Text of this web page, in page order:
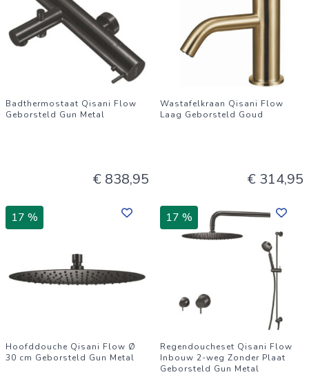
Badthermostaat Qisani Flow
Geborsteld Gun Metal
€ 838,95
Wastafelkraan Qisani Flow
Laag Geborsteld Goud
€ 314,95
17 %
Hoofddouche Qisani Flow Ø
30 cm Geborsteld Gun Metal
17 %
Regendoucheset Qisani Flow
Inbouw 2-weg Zonder Plaat
Geborsteld Gun Metal